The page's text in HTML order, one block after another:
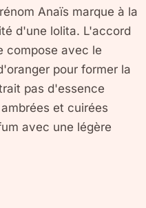
Anaïs marque à la
d'une lolita. L'accord
compose avec le
pour former la
pas d'essence
et cuirées
avec une légère